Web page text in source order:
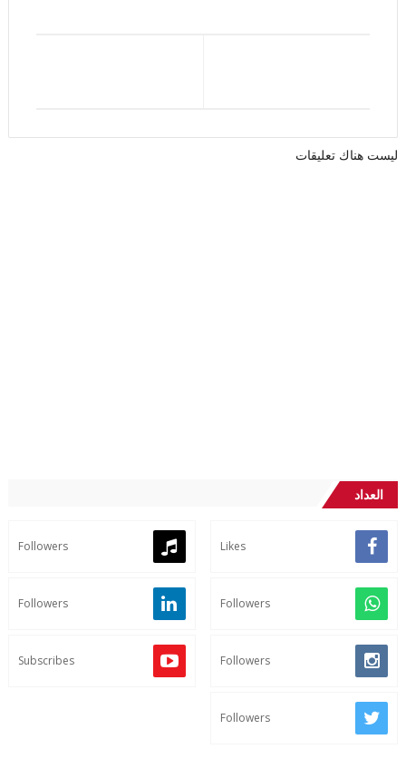
ليست هناك تعليقات
العداد
Likes
Followers
Followers
Followers
Followers
Subscribes
Followers